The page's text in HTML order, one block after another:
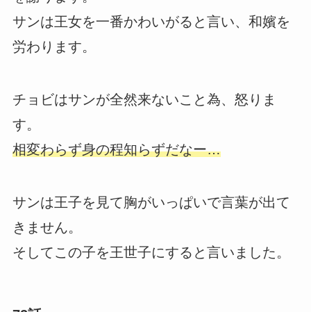
サンは王女を一番かわいがると言い、和嬪を
労わります。
チョビはサンが全然来ないこと為、怒りま
す。
相変わらず身の程知らずだなー…
サンは王子を見て胸がいっぱいで言葉が出て
きません。
そしてこの子を王世子にすると言いました。